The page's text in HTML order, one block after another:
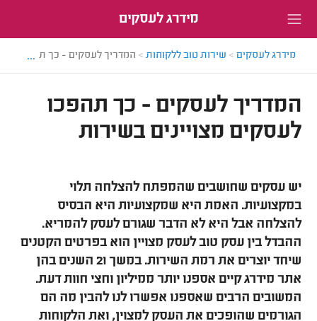
מידרג לעסקים
מידרג לעסקים > שירות טוב ללקוחות > המדריך לעסקים - כך תהפכו
...
המדריך לעסקים - כך תהפכו
לעסקים מצויינים בשירות
יש עסקים שחושבים שהמפתח להצלחה תלוי
במקצועיות. האמת היא שמקצועיות היא הבסיס
להצלחה אבל היא לא הדבר שגורם לעסק להמריא.
ההבדל בין עסק טוב לעסק מצויין הוא בפרטים הקטנים
שיחד יוצרים את רמת השירות. במשך 21 השנים בהן
אתר מידרג קיים אספנו יותר ממיליון וחצי חוות דעת.
המשובים הרבים שאספנו אפשרו לנו להבין מה הם
הגורמים שהופכים את העסק למצוין, ואת הלקוחות